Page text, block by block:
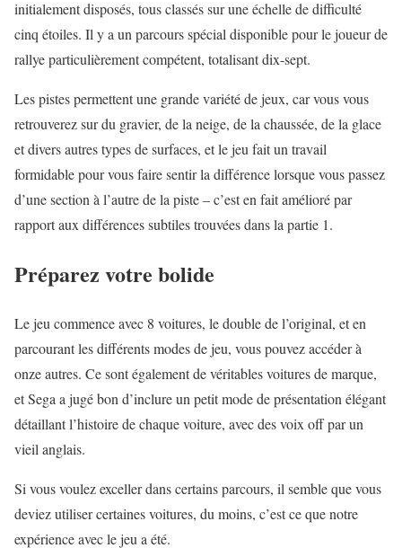
initialement disposés, tous classés sur une échelle de difficulté
cinq étoiles. Il y a un parcours spécial disponible pour le joueur de
rallye particulièrement compétent, totalisant dix-sept.
Les pistes permettent une grande variété de jeux, car vous vous
retrouverez sur du gravier, de la neige, de la chaussée, de la glace
et divers autres types de surfaces, et le jeu fait un travail
formidable pour vous faire sentir la différence lorsque vous passez
d’une section à l’autre de la piste – c’est en fait amélioré par
rapport aux différences subtiles trouvées dans la partie 1.
Préparez votre bolide
Le jeu commence avec 8 voitures, le double de l’original, et en
parcourant les différents modes de jeu, vous pouvez accéder à
onze autres. Ce sont également de véritables voitures de marque,
et Sega a jugé bon d’inclure un petit mode de présentation élégant
détaillant l’histoire de chaque voiture, avec des voix off par un
vieil anglais.
Si vous voulez exceller dans certains parcours, il semble que vous
deviez utiliser certaines voitures, du moins, c’est ce que notre
expérience avec le jeu a été.